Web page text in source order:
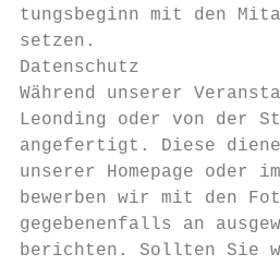
tungsbeginn mit den
setzen.
Datenschutz
Während unserer
Leonding oder von der
angefertigt. Diese
unserer Homepage oder
bewerben wir mit den
gegebenenfalls an
berichten. Sollten Sie